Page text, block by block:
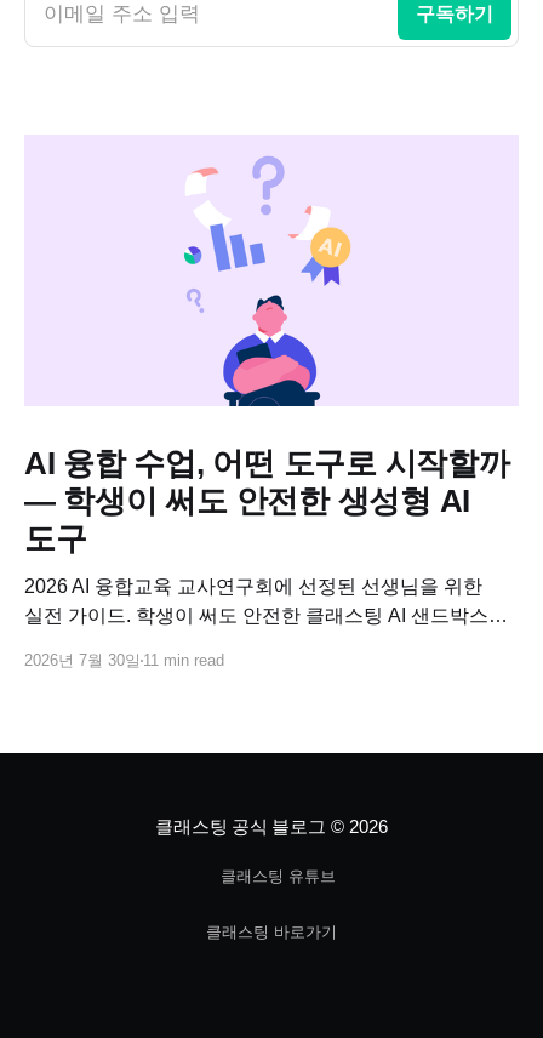
이메일 주소 입력 구독하기
AI 융합 수업, 어떤 도구로 시작할까
— 학생이 써도 안전한 생성형 AI
도구
2026 AI 융합교육 교사연구회에 선정된 선생님을 위한
실전 가이드. 학생이 써도 안전한 클래스팅 AI 샌드박스로
코스웨어까지 연결하는 방법.
2026년 7월 30일 11 min read
클래스팅 공식 블로그 © 2026
클래스팅 유튜브
클래스팅 바로가기